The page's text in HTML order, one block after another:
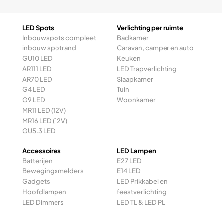
LED Spots
Inbouwspots compleet
inbouw spotrand
GU10 LED
AR111 LED
AR70 LED
G4 LED
G9 LED
MR11 LED (12V)
MR16 LED (12V)
GU5.3 LED
Verlichting per ruimte
Badkamer
Caravan, camper en auto
Keuken
LED Trapverlichting
Slaapkamer
Tuin
Woonkamer
Accessoires
Batterijen
Bewegingsmelders
Gadgets
Hoofdlampen
LED Dimmers
LED Lampen
E27 LED
E14 LED
LED Prikkabel en
feestverlichting
LED TL & LED PL